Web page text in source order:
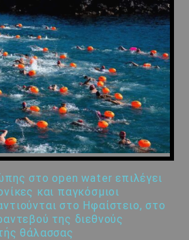
στο open water επιλέγει
και παγκόσμιοι
στο Ηφαίστειο, στο
της διεθνούς
θάλασσας